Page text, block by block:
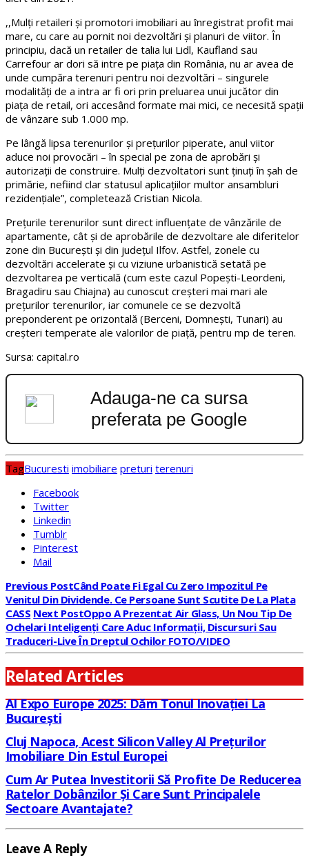
,,Mulți retaileri și promotori imobiliari au ȋnregistrat profit mai
mare, cu care au pornit noi dezvoltări și planuri de viitor. În
principiu, dacă un retailer de talia lui Lidl, Kaufland sau
Carrefour ar dori să intre pe piața din România, nu ar avea de
unde cumpăra terenuri pentru noi dezvoltări – singurele
modalități de a intra ar fi ori prin preluarea unui jucător din
piața de retail, ori accesând formate mai mici, ce necesită spații
de vânzare sub 1.000 mp.
Pe lângă lipsa terenurilor și prețurilor piperate, anul viitor
aduce noi provocări – în special pe zona de aprobări și
autorizații de construire. Mulți dezvoltatori sunt ținuți în șah de
primărie, nefiind clar statusul aplicațiilor multor ansambluri
rezidențiale”, completează Cristian Nicola.
Prețurile terenurilor sunt direct influențate de vânzările de
apartamente, cât și de aprobările de dezvoltare ale diferitelor
zone din București și din județul Ilfov. Astfel, zonele cu
dezvoltări accelerate și cu viziune urbanistică setată pe
dezvoltarea pe verticală (cum este cazul Popești-Leordeni,
Bragadiru sau Chiajna) au cunoscut creșteri mai mari ale
prețurilor terenurilor, iar comunele ce se dezvoltă
preponderent pe orizontală (Berceni, Domnești, Tunari) au
creșteri temperate ale valorilor de piață, pentru mp de teren.
Sursa: capital.ro
Adauga-ne ca sursa
preferata pe Google
TagBucuresti imobiliare preturi terenuri
Facebook
Twitter
Linkedin
Tumblr
Pinterest
Mail
Previous PostCând Poate Fi Egal Cu Zero Impozitul Pe
Venitul Din Dividende. Ce Persoane Sunt Scutite De La Plata
CASS Next PostOppo A Prezentat Air Glass, Un Nou Tip De
Ochelari Inteligenți Care Aduc Informații, Discursuri Sau
Traduceri-Live În Dreptul Ochilor FOTO/VIDEO
Related Articles
AI Expo Europe 2025: Dăm Tonul Inovației La
București
Cluj Napoca, Acest Silicon Valley Al Prețurilor
Imobiliare Din Estul Europei
Cum Ar Putea Investitorii Să Profite De Reducerea
Ratelor Dobânzilor Și Care Sunt Principalele
Sectoare Avantajate?
Leave A Reply